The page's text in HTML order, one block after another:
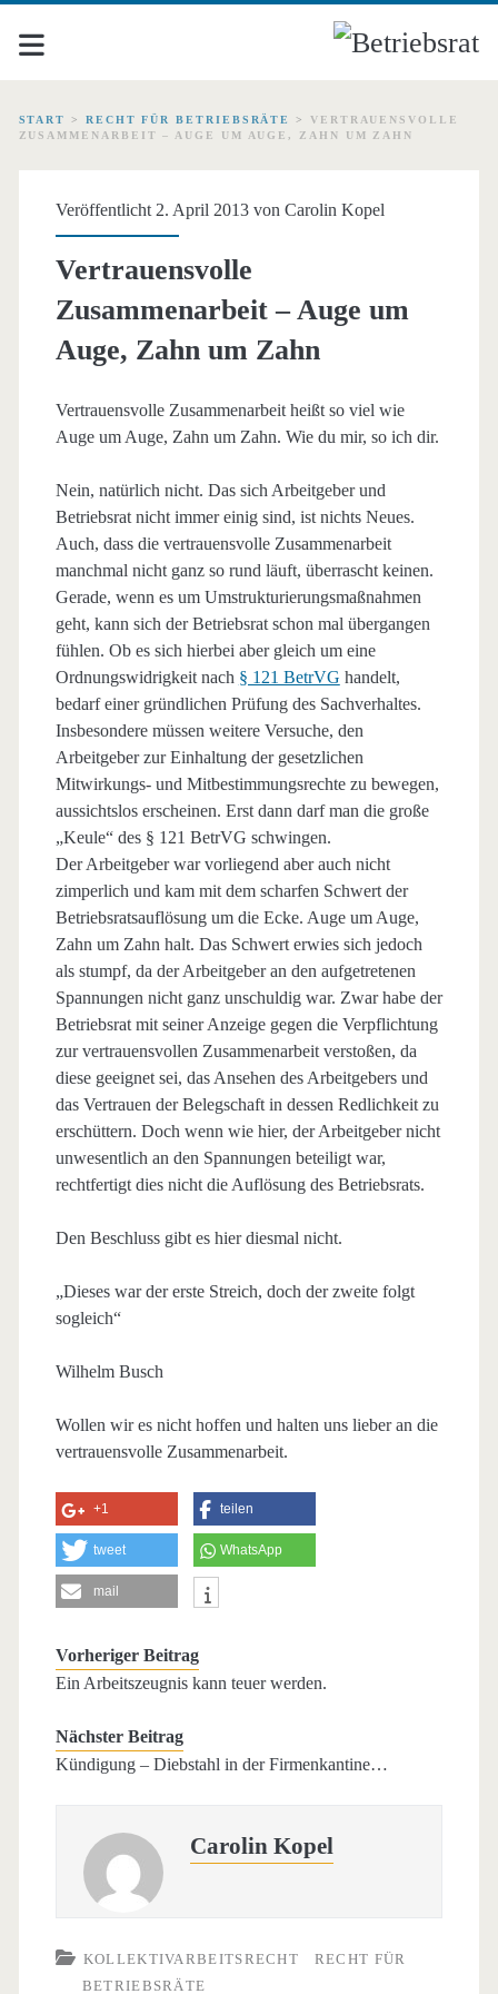
START > RECHT FÜR BETRIEBSRÄTE > VERTRAUENSVOLLE
ZUSAMMENARBEIT – AUGE UM AUGE, ZAHN UM ZAHN
Veröffentlicht 2. April 2013 von Carolin Kopel
Vertrauensvolle
Zusammenarbeit – Auge um
Auge, Zahn um Zahn
Vertrauensvolle Zusammenarbeit heißt so viel wie
Auge um Auge, Zahn um Zahn. Wie du mir, so ich dir.
Nein, natürlich nicht. Das sich Arbeitgeber und
Betriebsrat nicht immer einig sind, ist nichts Neues.
Auch, dass die vertrauensvolle Zusammenarbeit
manchmal nicht ganz so rund läuft, überrascht keinen.
Gerade, wenn es um Umstrukturierungsmaßnahmen
geht, kann sich der Betriebsrat schon mal übergangen
fühlen. Ob es sich hierbei aber gleich um eine
Ordnungswidrigkeit nach § 121 BetrVG handelt,
bedarf einer gründlichen Prüfung des Sachverhaltes.
Insbesondere müssen weitere Versuche, den
Arbeitgeber zur Einhaltung der gesetzlichen
Mitwirkungs- und Mitbestimmungsrechte zu bewegen,
aussichtslos erscheinen. Erst dann darf man die große
„Keule“ des § 121 BetrVG schwingen.
Der Arbeitgeber war vorliegend aber auch nicht
zimperlich und kam mit dem scharfen Schwert der
Betriebsratsauflösung um die Ecke. Auge um Auge,
Zahn um Zahn halt. Das Schwert erwies sich jedoch
als stumpf, da der Arbeitgeber an den aufgetretenen
Spannungen nicht ganz unschuldig war. Zwar habe der
Betriebsrat mit seiner Anzeige gegen die Verpflichtung
zur vertrauensvollen Zusammenarbeit verstoßen, da
diese geeignet sei, das Ansehen des Arbeitgebers und
das Vertrauen der Belegschaft in dessen Redlichkeit zu
erschüttern. Doch wenn wie hier, der Arbeitgeber nicht
unwesentlich an den Spannungen beteiligt war,
rechtfertigt dies nicht die Auflösung des Betriebsrats.
Den Beschluss gibt es hier diesmal nicht.
„Dieses war der erste Streich, doch der zweite folgt
sogleich“
Wilhelm Busch
Wollen wir es nicht hoffen und halten uns lieber an die
vertrauensvolle Zusammenarbeit.
+1 teilen
tweet WhatsApp
mail
Vorheriger Beitrag
Ein Arbeitszeugnis kann teuer werden.
Nächster Beitrag
Kündigung – Diebstahl in der Firmenkantine…
Carolin Kopel
KOLLEKTIVARBEITSRECHT
RECHT FÜR
BETRIEBSRÄTE